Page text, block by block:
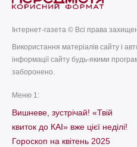
Інтернет-газета © Всі права
Використання матеріалів сайту і
інформації сайту будь-якими
заборонено.
Меню 1:
Вишневе, зустрічай! «Твій
квиток до КАІ» вже цієї неділі!
Гороскоп на квітень 2025